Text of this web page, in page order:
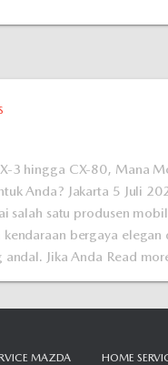
3 hingga CX-80, Mana
Anda? Jakarta 5 Juli
salah satu produsen
bergaya elegan
andal. Jika Anda Read
MAZDA HOME